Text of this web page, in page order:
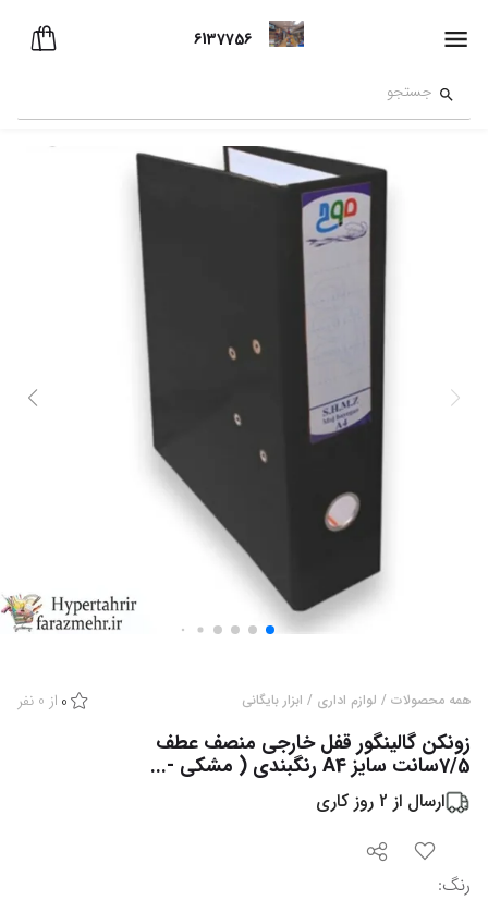
6137756
همه محصولات / لوازم اداری / ابزار بایگانی 0 از 0 نفر
زونکن گالینگور قفل خارجی منصف عطف
7/5سانت سایز A4 رنگبندی ( مشکی -...
ارسال از 2 روز کاری
رنگ: